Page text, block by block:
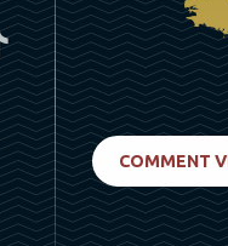
COMMENT